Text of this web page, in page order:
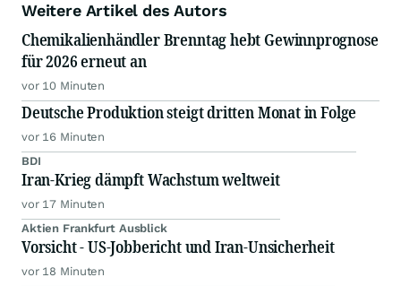
Weitere Artikel des Autors
Chemikalienhändler Brenntag hebt Gewinnprognose
für 2026 erneut an
vor 10 Minuten
Deutsche Produktion steigt dritten Monat in Folge
vor 16 Minuten
BDI
Iran-Krieg dämpft Wachstum weltweit
vor 17 Minuten
Aktien Frankfurt Ausblick
Vorsicht - US-Jobbericht und Iran-Unsicherheit
vor 18 Minuten